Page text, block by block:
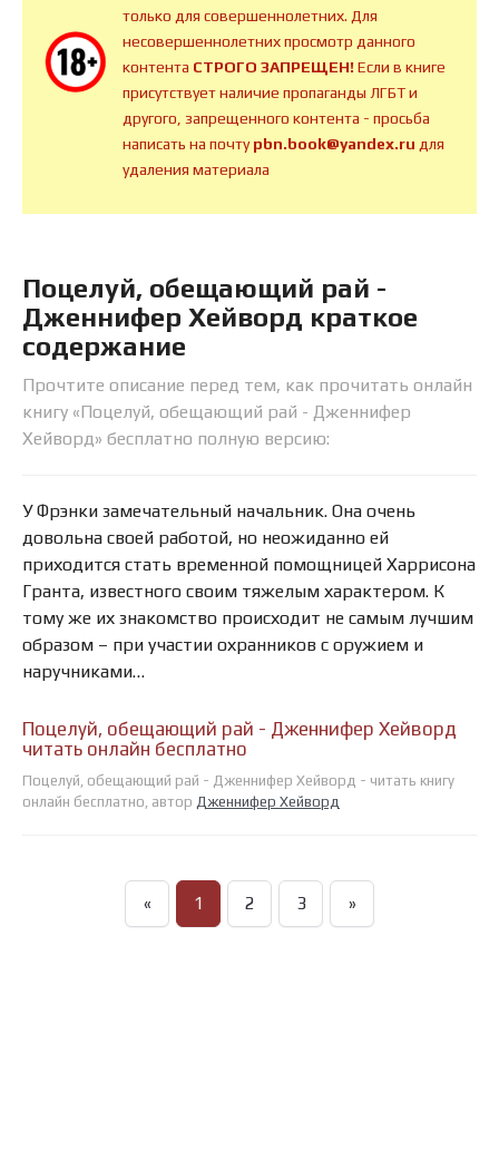
только для совершеннолетних. Для
несовершеннолетних просмотр данного
контента СТРОГО ЗАПРЕЩЕН!Если в книге
присутствует наличие пропаганды ЛГБТ и
другого, запрещенного контента - просьба
написать на почтуpbn.book@yandex.ru для
удаления материала
Поцелуй, обещающий рай -
Дженнифер Хейворд краткое
содержание
Прочтите описание перед тем, как прочитать онлайн
книгу «Поцелуй, обещающий рай - Дженнифер
Хейворд» бесплатно полную версию:
У Фрэнки замечательный начальник. Она очень
довольна своей работой, но неожиданно ей
приходится стать временной помощницей Харрисона
Гранта, известного своим тяжелым характером. К
тому же их знакомство происходит не самым лучшим
образом – при участии охранников с оружием и
наручниками…
Поцелуй, обещающий рай - Дженнифер Хейворд
читать онлайн бесплатно
Поцелуй, обещающий рай - Дженнифер Хейворд - читать книгу
онлайн бесплатно, автор Дженнифер Хейворд
« 1 2 3 »